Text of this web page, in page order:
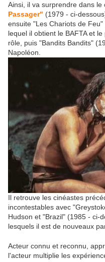
Ainsi, il va surprendre dans le
Passager" (1979 - ci-
ensuite "Les Chariots de
lequel il obtient le BAFTA et
rôle, puis "Bandits Bandits"
Napoléon.
Il retrouve les cinéastes
incontestables avec
Hudson et "Brazil" (1985 - ci-
lesquels il est de nouveaux
Acteur connu et reconnu,
l'acteur multiplie les